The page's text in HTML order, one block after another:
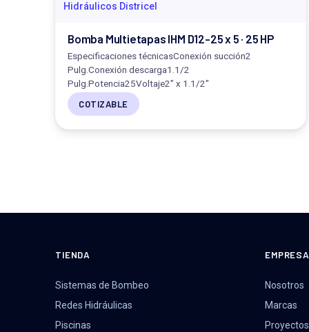
Bomba Multietapas IHM D12-25 x 5 · 25 HP
Especificaciones técnicasConexión succión2
Pulg.Conexión descarga1.1/2
Pulg.Potencia25Voltaje2" x 1.1/2"
COTIZABLE
TIENDA
Sistemas de Bombeo
Redes Hidráulicas
Piscinas
EMPRESA
Nosotros
Marcas
Proyectos